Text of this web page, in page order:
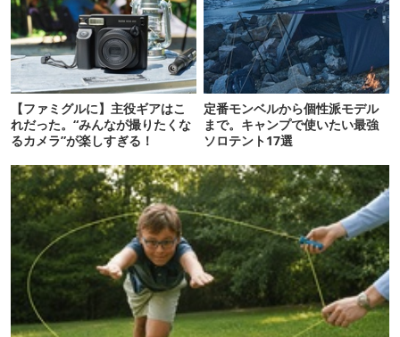
【ファミグルに】主役ギアはこ
れだった。“みんなが撮りたくな
るカメラ”が楽しすぎる！
定番モンベルから個性派モデル
まで。キャンプで使いたい最強
ソロテント17選